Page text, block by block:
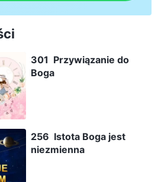
301 Przywiązanie do
Boga
256 Istota Boga jest
niezmienna